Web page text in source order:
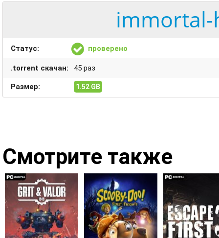
Статус: проверено
.torrent скачан: 45 раз
Размер: 1.52 GB
Смотрите также